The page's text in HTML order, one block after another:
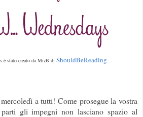
è stato creato da MizB di ShouldBeReading
a tutti! Come prosegue la vostra
parti gli impegni non lasciano spazio al